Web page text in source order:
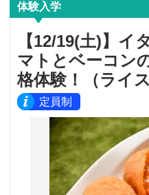
体験入学
【12/19(土)】イ
マトとベーコン
格体験！（ライ
定員制